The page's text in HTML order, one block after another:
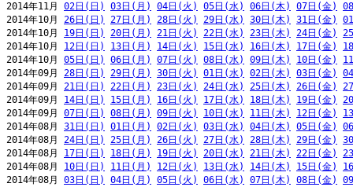
2014年11月 02日(日) 03日(月) 04日(火) 05日(水) 06日(木) 07日(金)
2014年10月 26日(日) 27日(月) 28日(火) 29日(水) 30日(木) 31日(金)
2014年10月 19日(日) 20日(月) 21日(火) 22日(水) 23日(木) 24日(金)
2014年10月 12日(日) 13日(月) 14日(火) 15日(水) 16日(木) 17日(金)
2014年10月 05日(日) 06日(月) 07日(火) 08日(水) 09日(木) 10日(金)
2014年09月 28日(日) 29日(月) 30日(火) 01日(水) 02日(木) 03日(金)
2014年09月 21日(日) 22日(月) 23日(火) 24日(水) 25日(木) 26日(金)
2014年09月 14日(日) 15日(月) 16日(火) 17日(水) 18日(木) 19日(金)
2014年09月 07日(日) 08日(月) 09日(火) 10日(水) 11日(木) 12日(金)
2014年08月 31日(日) 01日(月) 02日(火) 03日(水) 04日(木) 05日(金)
2014年08月 24日(日) 25日(月) 26日(火) 27日(水) 28日(木) 29日(金)
2014年08月 17日(日) 18日(月) 19日(火) 20日(水) 21日(木) 22日(金)
2014年08月 10日(日) 11日(月) 12日(火) 13日(水) 14日(木) 15日(金)
2014年08月 03日(日) 04日(月) 05日(火) 06日(水) 07日(木) 08日(金)